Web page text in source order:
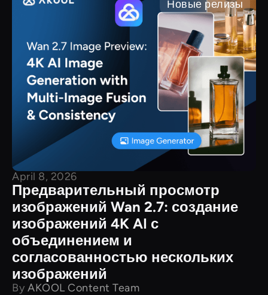
Новые релизы
April 8, 2026
Предварительный просмотр
изображений Wan 2.7: создание
изображений 4K AI с
объединением и
согласованностью нескольких
изображений
By AKOOL Content Team